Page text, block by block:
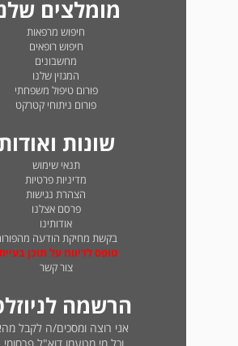
מומלצים
חיפוש מרפאות
חיפוש רופאים
מחשבונים
המגזין שלנו
פורום טיפול משפחתי
פורום ניתוחי קטרקט
שונות
תנאי שימוש
מדיניות פרטיות
הצהרת נגישות
פרסם אצלנו
אודותינו
בקשת מחיקת הודעה
טופס לדיווח על תוכן
צור קשר
הרשמה
אני רוצה ומסכים/ה לקבל